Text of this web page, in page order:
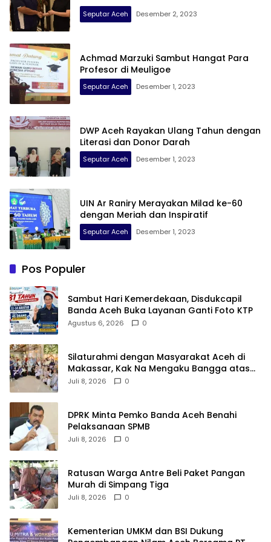
Seputar Aceh Desember 2, 2023
Achmad Marzuki Sambut Hangat Para
Profesor di Meuligoe
Seputar Aceh Desember 1, 2023
DWP Aceh Rayakan Ulang Tahun dengan
Literasi dan Donor Darah
Seputar Aceh Desember 1, 2023
UIN Ar Raniry Merayakan Milad ke-60
dengan Meriah dan Inspiratif
Seputar Aceh Desember 1, 2023
Pos Populer
Sambut Hari Kemerdekaan, Disdukcapil
Banda Aceh Buka Layanan Ganti Foto KTP
Agustus 6, 2026 0
Silaturahmi dengan Masyarakat Aceh di
Makassar, Kak Na Mengaku Bangga atas
Kekompakan Perantau Aceh
Juli 8, 2026 0
DPRK Minta Pemko Banda Aceh Benahi
Pelaksanaan SPMB
Juli 8, 2026 0
Ratusan Warga Antre Beli Paket Pangan
Murah di Simpang Tiga
Juli 8, 2026 0
Kementerian UMKM dan BSI Dukung